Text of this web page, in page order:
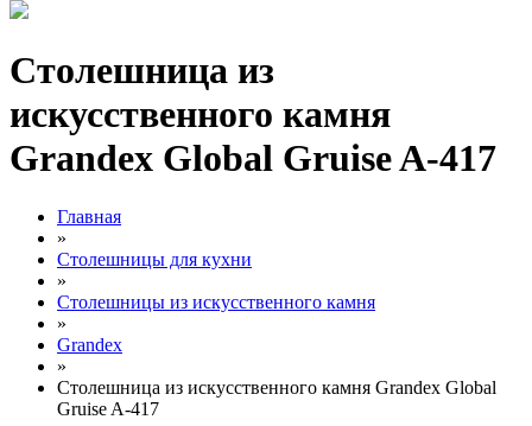
Столешница из
искусственного камня
Grandex Global Gruise A-417
Главная
»
Столешницы для кухни
»
Столешницы из искусственного камня
»
Grandex
»
Столешница из искусственного камня Grandex Global
Gruise A-417